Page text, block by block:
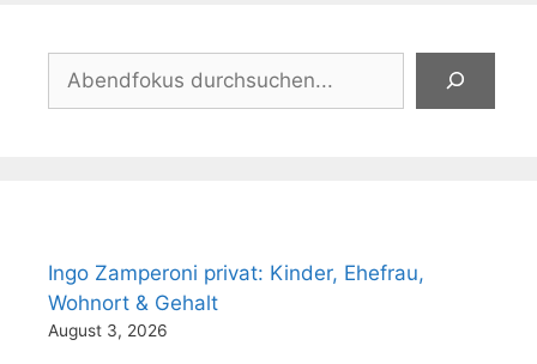
Ingo Zamperoni privat: Kinder, Ehefrau,
Wohnort & Gehalt
August 3, 2026